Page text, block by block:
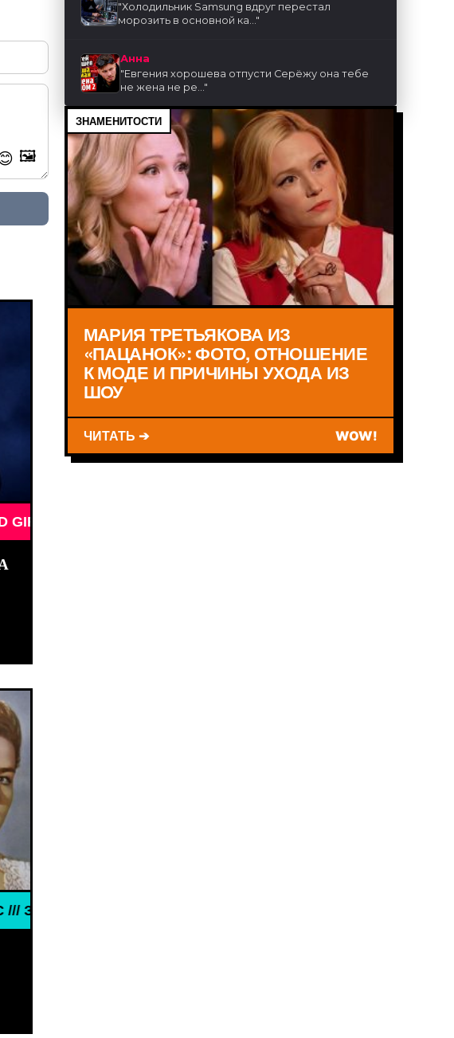
🖼️
///
WORLD GIRLS ///
/// АКТЁРЫ ТОГДА И СЕЙЧАС /// ЗНАМЕНИТОСТИ ///
"Холодильник Samsung вдруг перестал
морозить в основной ка..."
Анна
"Евгения хорошева отпусти Серёжу она тебе
не жена не ре..."
ЗНАМЕНИТОСТИ
МАРИЯ ТРЕТЬЯКОВА ИЗ
«ПАЦАНОК»: ФОТО, ОТНОШЕНИЕ
К МОДЕ И ПРИЧИНЫ УХОДА ИЗ
ШОУ
ЧИТАТЬ ➔ WOW!